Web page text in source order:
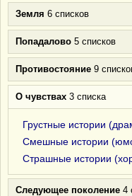
Земля 6 списков
Попадалово 5 списков
Противостояние 9
О чувствах 3 списка
Грустные истории
Смешные истории
Страшные истории
Следующее поколение 4